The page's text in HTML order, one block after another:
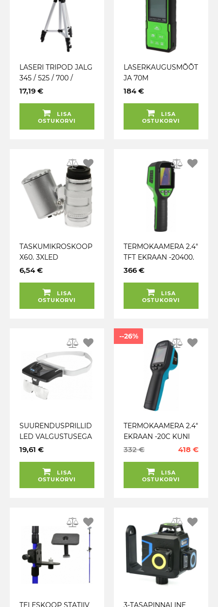
LASERI TRIPOD JALG
345 / 525 / 700 /
885MM GEKO
17,19 €
LISA
OSTUKORVI
LASERKAUGUSMÕÕT
JA 70M
COMPETITION KS
184 €
LISA
OSTUKORVI
TASKUMIKROSKOOP
X60. 3XLED
VALGUSTIGA GEKO
6,54 €
LISA
OSTUKORVI
TERMOKAAMERA 2.4"
TFT EKRAAN -20400.
USB-C JBM*
366 €
LISA
OSTUKORVI
SUURENDUSPRILLID
LED VALGUSTUSEGA
GEKO
19,61 €
LISA
OSTUKORVI
--26%
TERMOKAAMERA 2.4"
EKRAAN -20C KUNI
550C HAZET
332 € 418 €
LISA
OSTUKORVI
TELESKOOP STATIIV 3-TASAPINNALINE